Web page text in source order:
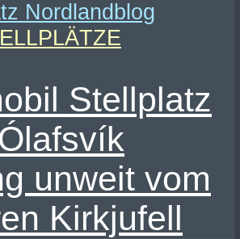
Stellplatz
unweit vom
Kirkjufell